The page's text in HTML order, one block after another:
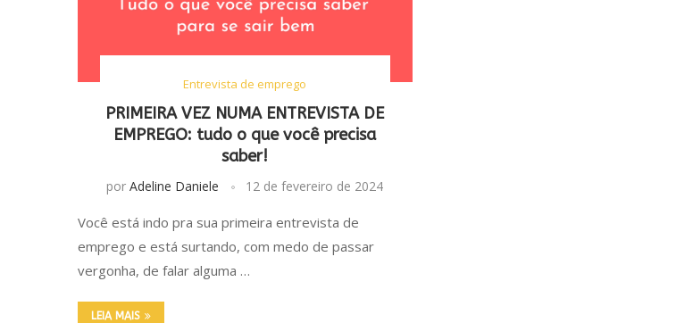
Entrevista de emprego
PRIMEIRA VEZ NUMA ENTREVISTA DE
EMPREGO: tudo o que você precisa
saber!
porAdeline Daniele 12 de fevereiro de 2024
Você está indo pra sua primeira entrevista de
emprego e está surtando, com medo de passar
vergonha, de falar alguma …
LEIA MAIS